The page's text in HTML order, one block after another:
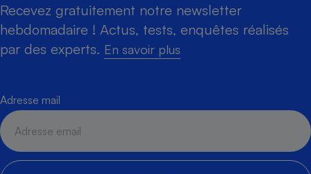
Recevez gratuitement notre newsletter
hebdomadaire ! Actus, tests, enquêtes réalisés
par des experts. En savoir plus
Adresse mail